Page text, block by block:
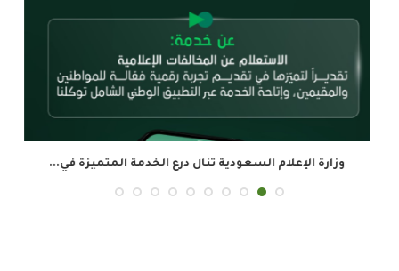
وزارة الإعلام السعودية تنال درع الخدمة المتميزة في...